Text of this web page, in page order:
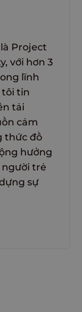
Project
với hơn 3
lĩnh
tôi tin
tải
cảm
thức đồ
hưởng
trẻ
sự